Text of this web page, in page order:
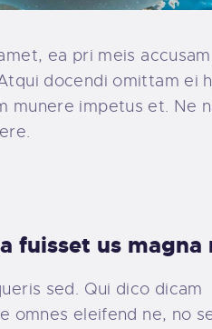
ea pri meis
docendi omittam ei
munere impetus et. Ne
fuisset us magna
sed. Qui dico dicam
omnes eleifend ne, no